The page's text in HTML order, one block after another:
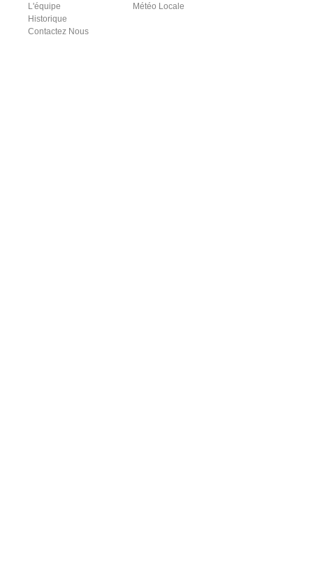
L'équipe
Historique
Contactez Nous
Météo Locale